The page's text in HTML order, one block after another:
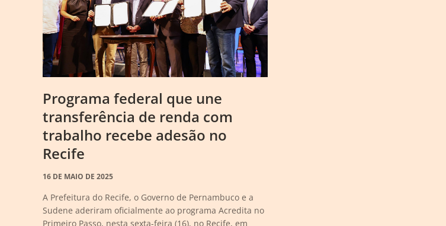
Programa federal que une
transferência de renda com
trabalho recebe adesão no
Recife
16 DE MAIO DE 2025
A Prefeitura do Recife, o Governo de Pernambuco e a
Sudene aderiram oficialmente ao programa Acredita no
Primeiro Passo, nesta sexta-feira (16), no Recife, em